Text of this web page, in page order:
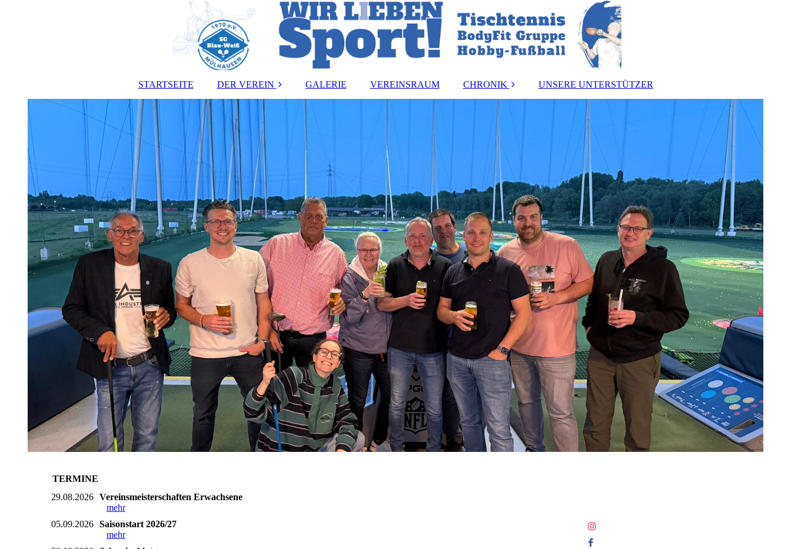
STARTSEITE DER VEREIN
Vorstand
Satzung
Jugendordnung
Anmeldeformular
Kontakt
GALERIE VEREINSRAUM CHRONIK UNSERE UNTERSTÜTZER
TERMINE
29.08.2026 Vereinsmeisterschaften Erwachsene
mehr
05.09.2026 Saisonstart 2026/27
mehr